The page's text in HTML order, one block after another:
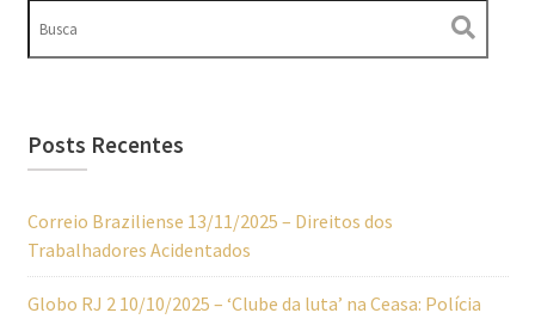
Posts Recentes
Correio Braziliense 13/11/2025 – Direitos dos
Trabalhadores Acidentados
Globo RJ 2 10/10/2025 – ‘Clube da luta’ na Ceasa: Polícia